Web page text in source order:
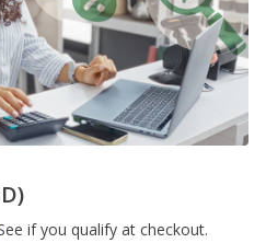
if you qualify at checkout.